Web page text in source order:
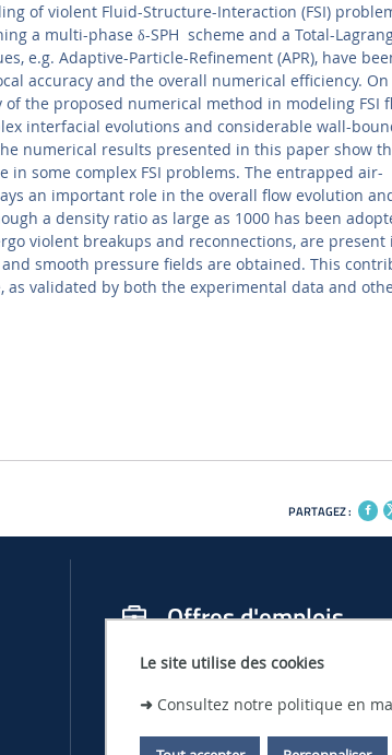
Le site utilise des cookies
➜ Consultez notre politique en
of violent Fluid-Structure-Interaction (FSI)
a multi-phase δ-SPH scheme and a Total-
e.g. Adaptive-Particle-Refinement (APR), have
accuracy and the overall numerical efficiency. On
the proposed numerical method in modeling FSI
interfacial evolutions and considerable wall-
numerical results presented in this paper show
some complex FSI problems. The entrapped air-
an important role in the overall flow evolution
a density ratio as large as 1000 has been
violent breakups and reconnections, are present
smooth pressure fields are obtained. This
validated by both the experimental data and
PARTAGEZ :
Offres d'emplois
OFFRES D'EMPLOIS, DE THÈSES ET DE STAGES AU